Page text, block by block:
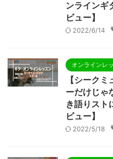
ンラインギ
ビュー】
2022/6/14
オンラインレ
【シーク
ーだけじゃ
き語りスト
ビュー】
2022/5/18